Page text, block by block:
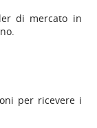
di mercato in
per ricevere i